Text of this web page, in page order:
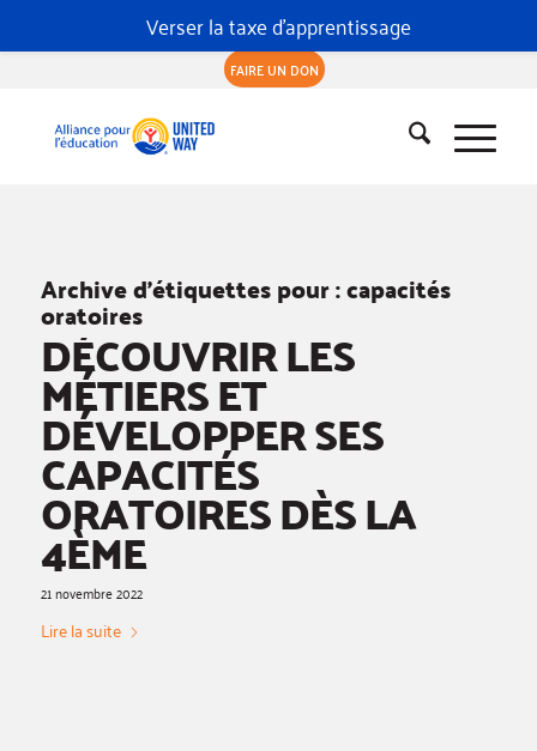
FAIRE UN DON
Archive d’étiquettes pour :capacités
oratoires
DÉCOUVRIR LES
MÉTIERS ET
DÉVELOPPER SES
CAPACITÉS
ORATOIRES DÈS LA
4ÈME
21 novembre 2022
Lire la suite
Verser la taxe d'apprentissage